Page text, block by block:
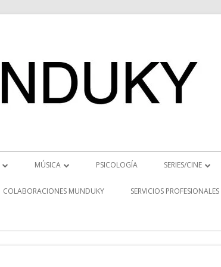
MÚSICA
NOTICIAS MUSICALES
PSICOLOGÍA SERIES/CINE
SERIES
COLABORACIONES MUNDUKY SERVICIOS PROFESIONALES